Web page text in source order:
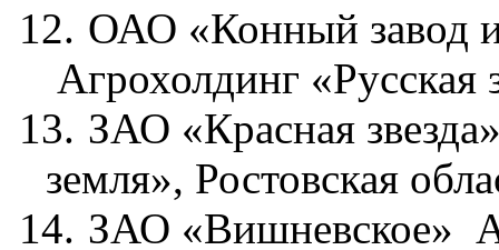
12. ОАО «Конный завод
Агрохолдинг «Русская
13. ЗАО «Красная
земля», Ростовская
14. ЗАО «Вишневское»